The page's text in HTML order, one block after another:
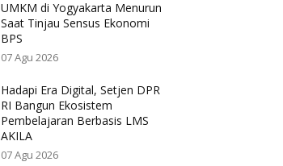
UMKM di Yogyakarta Menurun
Saat Tinjau Sensus Ekonomi
BPS
07 Agu 2026
Hadapi Era Digital, Setjen DPR
RI Bangun Ekosistem
Pembelajaran Berbasis LMS
AKILA
07 Agu 2026